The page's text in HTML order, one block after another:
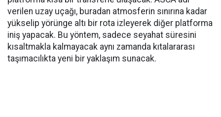
verilen uzay uçağı, buradan atmosferin sınırına kadar
yükselip yörünge altı bir rota izleyerek diğer platforma
iniş yapacak. Bu yöntem, sadece seyahat süresini
kısaltmakla kalmayacak aynı zamanda kıtalararası
taşımacılıkta yeni bir yaklaşım sunacak.